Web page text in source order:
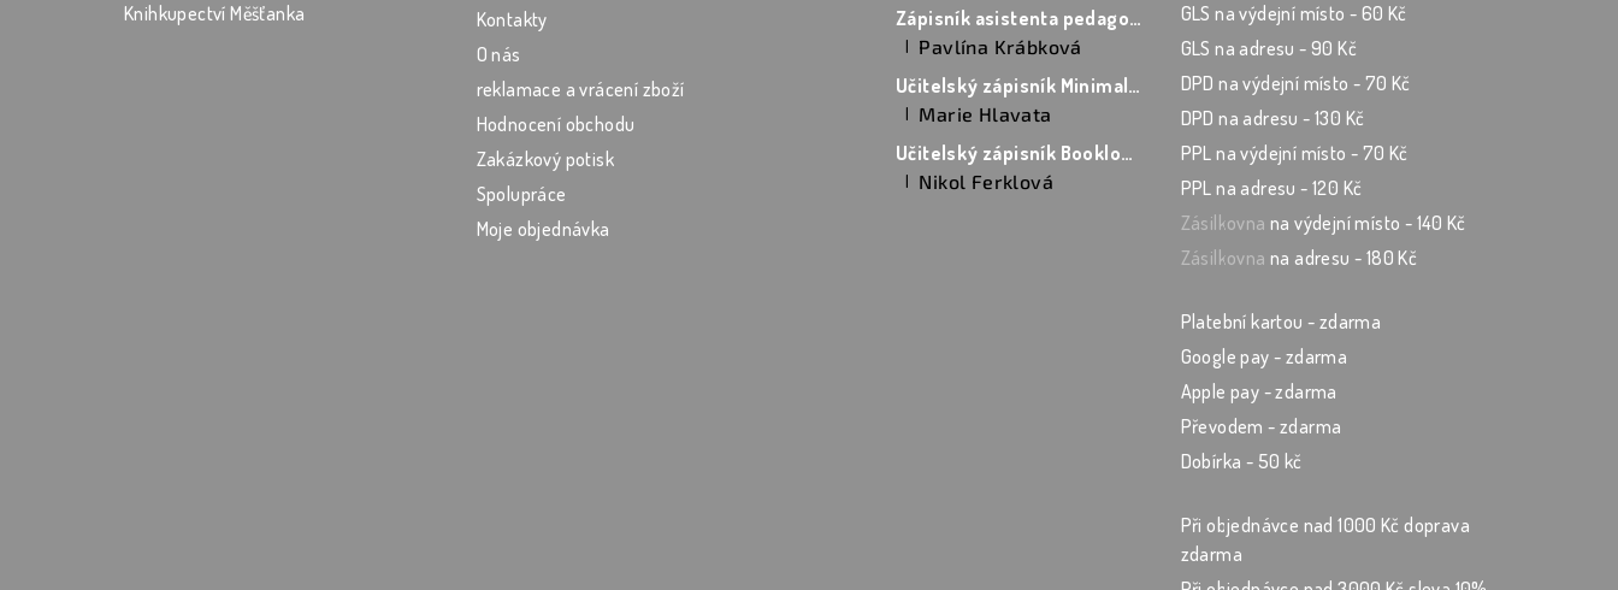
Knihkupectví Měšťanka
Kontakty
O nás
reklamace a vrácení zboží
Hodnocení obchodu
Zakázkový potisk
Spolupráce
Moje objednávka
Zápisník asistenta pedagoga v šanonu Les
Hodnocení produktu je 5 z 5 hvězdiček.
| Pavlína Krábková
Učitelský zápisník Minimalist
Hodnocení produktu je 5 z 5 hvězdiček.
| Marie Hlavata
Učitelský zápisník Booklover
Hodnocení produktu je 5 z 5 hvězdiček.
| Nikol Ferklová
GLS na výdejní místo - 60 Kč
GLS na adresu - 90 Kč
DPD na výdejní místo - 70 Kč
DPD na adresu - 130 Kč
PPL na výdejní místo - 70 Kč
PPL na adresu - 120 Kč
Zásilkovna na výdejní místo - 140 Kč
Zásilkovna na adresu - 180 Kč
Platební kartou - zdarma
Google pay - zdarma
Apple pay - zdarma
Převodem - zdarma
Dobírka - 50 kč
Při objednávce nad 1000 Kč doprava
zdarma